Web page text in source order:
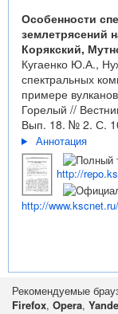
Особенности
землетрясений
Корякский,
Кугаенко Ю.А.,
спектральных
примере
Горелый //
Вып. 18. № 2. С.
Аннотация
http://
http://
Рекомендуемые
Firefox, Opera,